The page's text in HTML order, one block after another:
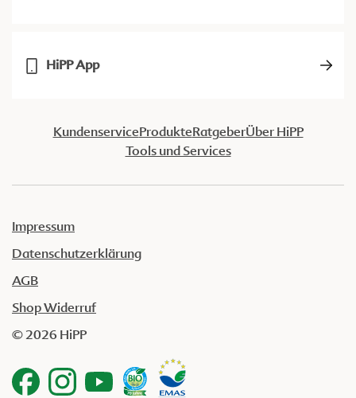
HiPP App
KundenserviceProdukteRatgeberÜber HiPP
Tools und Services
Impressum
Datenschutzerklärung
AGB
Shop Widerruf
© 2026 HiPP